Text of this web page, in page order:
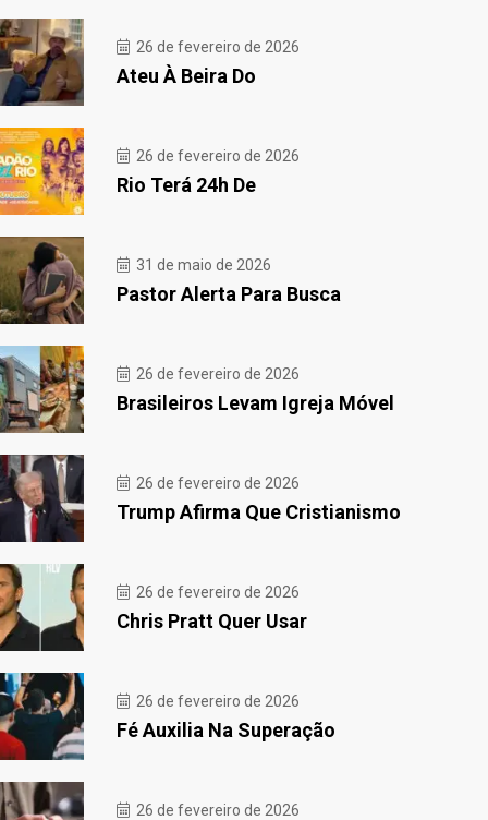
26 de fevereiro de 2026
Ateu À Beira Do
26 de fevereiro de 2026
Rio Terá 24h De
31 de maio de 2026
Pastor Alerta Para Busca
26 de fevereiro de 2026
Brasileiros Levam Igreja Móvel
26 de fevereiro de 2026
Trump Afirma Que Cristianismo
26 de fevereiro de 2026
Chris Pratt Quer Usar
26 de fevereiro de 2026
Fé Auxilia Na Superação
26 de fevereiro de 2026